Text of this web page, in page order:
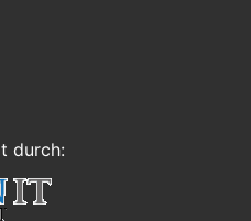
durch: